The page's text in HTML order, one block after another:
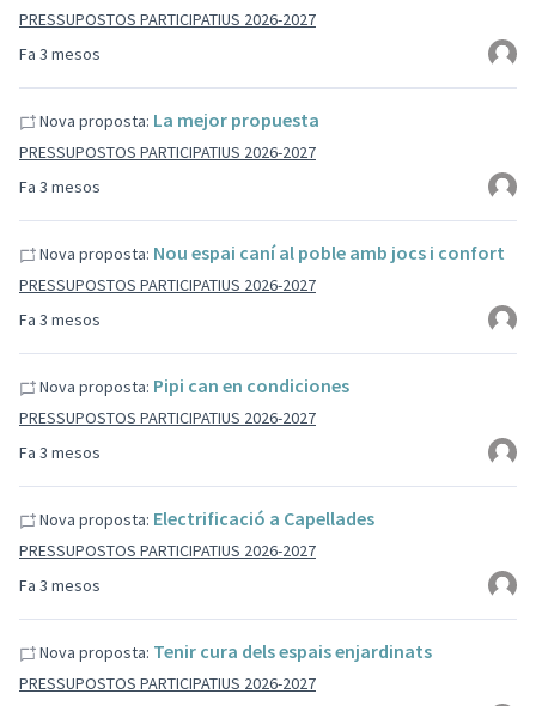
Fa 3 mesos
PRESSUPOSTOS PARTICIPATIUS 2026-2027
Fa 3 mesos
Nova proposta: La mejor propuesta
PRESSUPOSTOS PARTICIPATIUS 2026-2027
Fa 3 mesos
Nova proposta: Nou espai caní al poble amb jocs i confort
PRESSUPOSTOS PARTICIPATIUS 2026-2027
Fa 3 mesos
Nova proposta: Pipi can en condiciones
PRESSUPOSTOS PARTICIPATIUS 2026-2027
Fa 3 mesos
Nova proposta: Electrificació a Capellades
PRESSUPOSTOS PARTICIPATIUS 2026-2027
Nova proposta: Tenir cura dels espais enjardinats
PRESSUPOSTOS PARTICIPATIUS 2026-2027